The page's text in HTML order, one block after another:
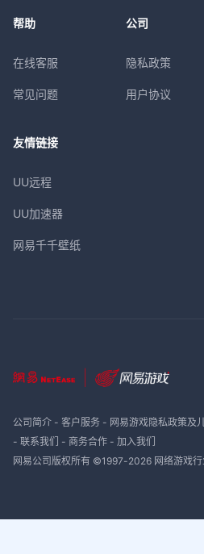
帮助
在线客服
常见问题
公司
隐私政策
用户协议
友情链接
UU远程
UU加速器
网易千千壁纸
公司简介- 客户服务- 网易游戏隐私政策及
- 联系我们 - 商务合作- 加入我们
网易公司版权所有 ©1997-2026 网络游戏